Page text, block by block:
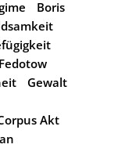
Boris
Gewalt
Akt